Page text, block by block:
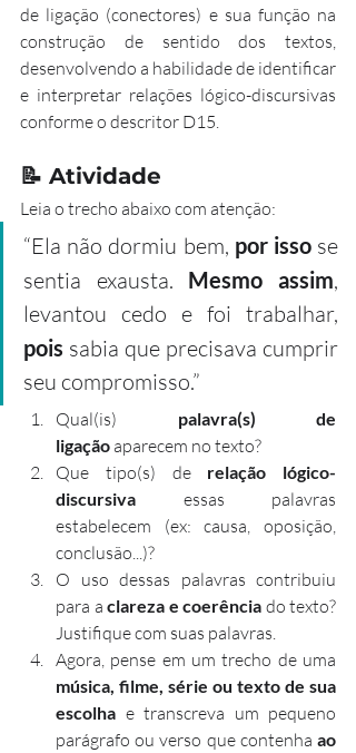
de ligação (conectores) e sua função na
construção de sentido dos textos,
desenvolvendo a habilidade de identificar
e interpretar relações lógico-discursivas
conforme o descritor D15.
📝 Atividade
Leia o trecho abaixo com atenção:
“Ela não dormiu bem, por isso se
sentia exausta. Mesmo assim,
pois sabia que precisava cumprir
seu compromisso.”
Qual(is)
palavra(s) de
ligação aparecem no texto?
Que tipo(s) de relação lógico-
discursiva essas palavras
estabelecem (ex: causa, oposição,
conclusão...)?
O uso dessas palavras contribuiu
para a clareza e coerência do texto?
Justifique com suas palavras.
música, filme, série ou texto de sua
escolha e transcreva um pequeno
parágrafo ou verso que contenha ao